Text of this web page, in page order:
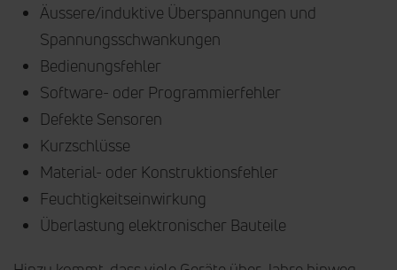
Äussere/induktive Überspannungen und
Spannungsschwankungen
Bedienungsfehler
Software- oder Programmierfehler
Defekte Sensoren
Kurzschlüsse
Material- oder Konstruktionsfehler
Feuchtigkeitseinwirkung
Überlastung elektronischer Bauteile